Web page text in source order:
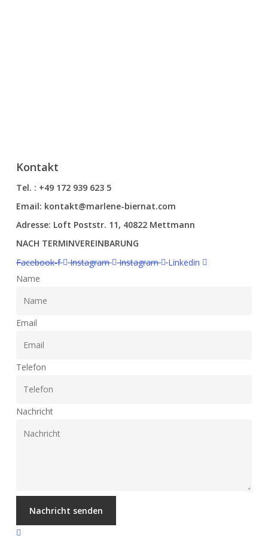
Kontakt
Tel. : +49 172 939 623 5
Email: kontakt@marlene-biernat.com
Adresse: Loft Poststr. 11, 40822 Mettmann
NACH TERMINVEREINBARUNG
Facebook-f
Instagram Instagram
Linkedin
Name
Email
Telefon
Nachricht
Nachricht senden